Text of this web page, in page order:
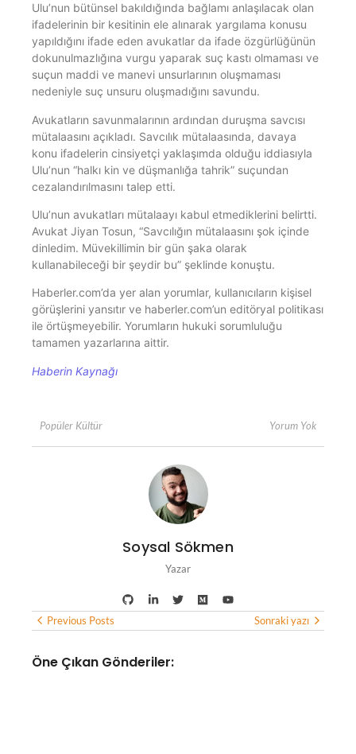
Ulu’nun bütünsel bakıldığında bağlamı anlaşılacak olan
ifadelerinin bir kesitinin ele alınarak yargılama konusu
yapıldığını ifade eden avukatlar da ifade özgürlüğünün
dokunulmazlığına vurgu yaparak suç kastı olmaması ve
suçun maddi ve manevi unsurlarının oluşmaması
nedeniyle suç unsuru oluşmadığını savundu.
Avukatların savunmalarının ardından duruşma savcısı
mütalaasını açıkladı. Savcılık mütalaasında, davaya
konu ifadelerin cinsiyetçi yaklaşımda olduğu iddiasıyla
Ulu’nun “halkı kin ve düşmanlığa tahrik” suçundan
cezalandırılmasını talep etti.
Ulu’nun avukatları mütalaayı kabul etmediklerini belirtti.
Avukat Jiyan Tosun, “Savcılığın mütalaasını şok içinde
dinledim. Müvekillimin bir gün şaka olarak
kullanabileceği bir şeydir bu” şeklinde konuştu.
Haberler.com’da yer alan yorumlar, kullanıcıların kişisel
görüşlerini yansıtır ve haberler.com’un editöryal politikası
ile örtüşmeyebilir. Yorumların hukuki sorumluluğu
tamamen yazarlarına aittir.
Haberin Kaynağı
Popüler Kültür Yorum Yok
Soysal Sökmen
Yazar
Previous Posts Sonraki yazı
Öne Çıkan Gönderiler: